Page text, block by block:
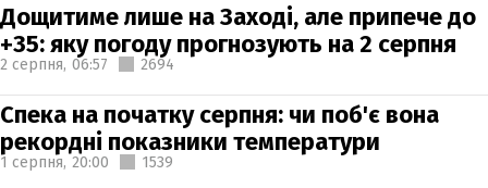
Дощитиме лише на Заході, але припече до
+35: яку погоду прогнозують на 2 серпня
2 серпня, 06:57 2694
Спека на початку серпня: чи поб'є вона
рекордні показники температури
1 серпня, 20:00 1539